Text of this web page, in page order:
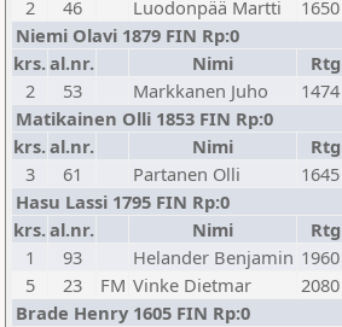
2
46 Luodonpää Martti 1650
Niemi Olavi 1879 FIN Rp:0
krs.al.nr. Nimi Rtg
2
53 Markkanen Juho 1474
Matikainen Olli 1853 FIN Rp:0
krs.al.nr. Nimi Rtg
3
61 Partanen Olli 1645
Hasu Lassi 1795 FIN Rp:0
krs.al.nr. Nimi Rtg
1
93 Helander Benjamin 1960
5
23 FM Vinke Dietmar 2080
Brade Henry 1605 FIN Rp:0